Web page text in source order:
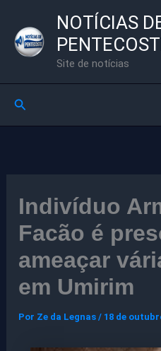
para
NOTÍCIAS
Site de notícias
Pesquisar
Indivíduo
Facão é
ameaçar
em Umirim
Por Ze da Legnas/ 18 de